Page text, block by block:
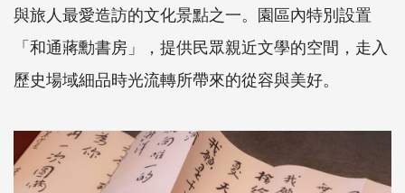
與旅人最愛造訪的文化景點之一。園區內特別設置
「和通蔣勳書房」，提供民眾親近文學的空間，走入
歷史場域細品時光流轉所帶來的從容與美好。